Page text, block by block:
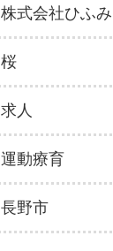
株式会社ひふみ
桜
求人
運動療育
長野市